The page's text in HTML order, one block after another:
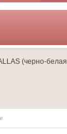
(черно-белая